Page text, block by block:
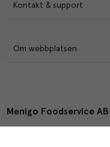
Kontakt & support
Om webbplatsen
Menigo Foodservice AB